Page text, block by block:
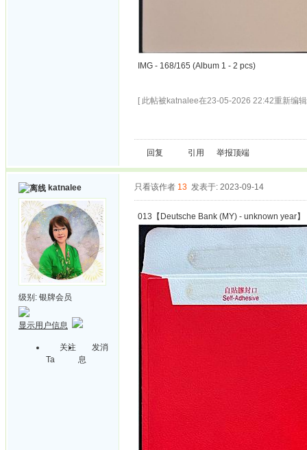
IMG - 168/165 (Album 1 - 2 pcs)
[ 此帖被katnalee在23-05-2026 22:42重新编
回复 引用 举报顶端
katnalee
级别: 银牌会员
显示用户信息
关注
Ta
发消
息
只看该作者 13 发表于: 2023-09-14
013【Deutsche Bank (MY) - unknown year】